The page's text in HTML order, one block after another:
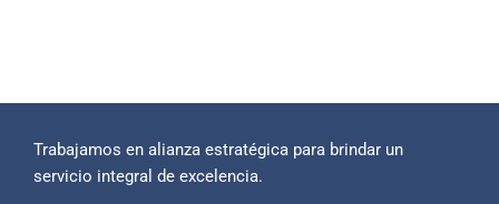
Trabajamos en alianza estratégica para brindar un
servicio integral de excelencia.